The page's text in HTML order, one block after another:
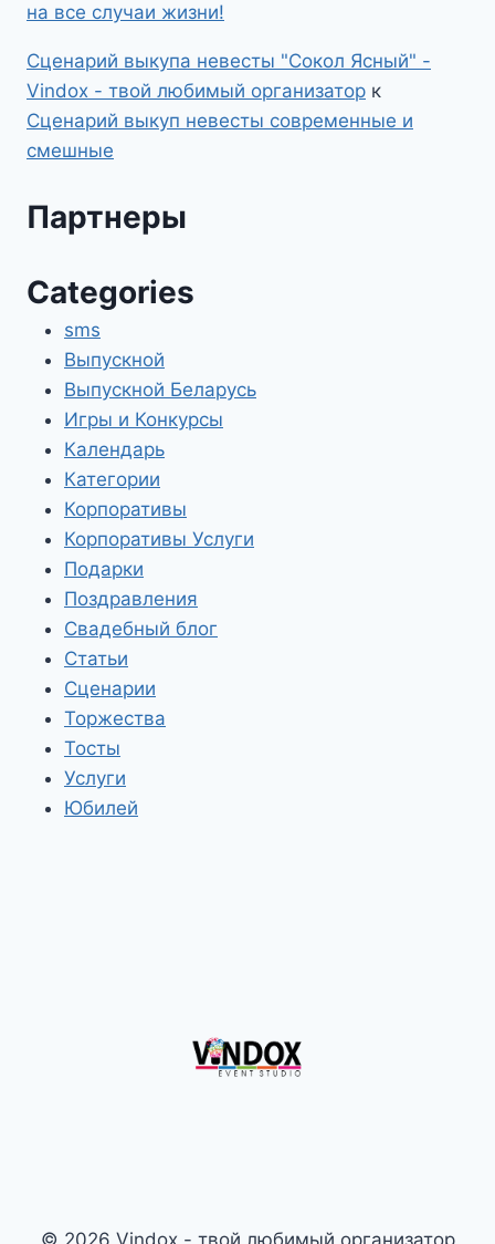
на все случаи жизни!
Сценарий выкупа невесты "Сокол Ясный" -
Vindox - твой любимый организатор к
Сценарий выкуп невесты современные и
смешные
Партнеры
Categories
sms
Выпускной
Выпускной Беларусь
Игры и Конкурсы
Календарь
Категории
Корпоративы
Корпоративы Услуги
Подарки
Поздравления
Свадебный блог
Статьи
Сценарии
Торжества
Тосты
Услуги
Юбилей